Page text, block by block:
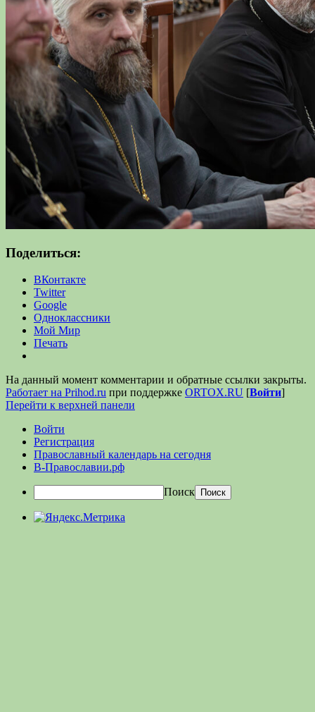
Поделиться:
ВКонтакте
Twitter
Google
Одноклассники
Мой Мир
Печать
На данный момент комментарии и обратные ссылки закрыты.
Работает на Prihod.ru при поддержке ORTOX.RU [Войти]
Перейти к верхней панели
Войти
Регистрация
Православный календарь на сегодня
В-Православии.рф
Поиск